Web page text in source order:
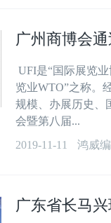
广州商博会
UFI是“国际展览
览业WTO”之称。
规模、办展历史、
会暨第八届...
2019-11-11
鸿威
广东省长马